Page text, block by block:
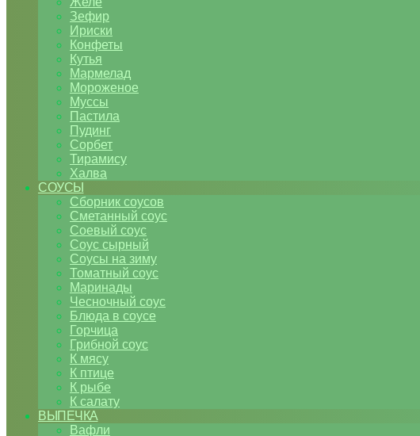
Зефир
Ириски
Конфеты
Кутья
Мармелад
Мороженое
Муссы
Пастила
Пудинг
Сорбет
Тирамису
Халва
СОУСЫ
Сборник соусов
Сметанный соус
Соевый соус
Соус сырный
Соусы на зиму
Томатный соус
Маринады
Чесночный соус
Блюда в соусе
Горчица
Грибной соус
К мясу
К птице
К рыбе
К салату
ВЫПЕЧКА
Вафли